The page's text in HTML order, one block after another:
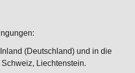
(Deutschland) und in die
Liechtenstein.